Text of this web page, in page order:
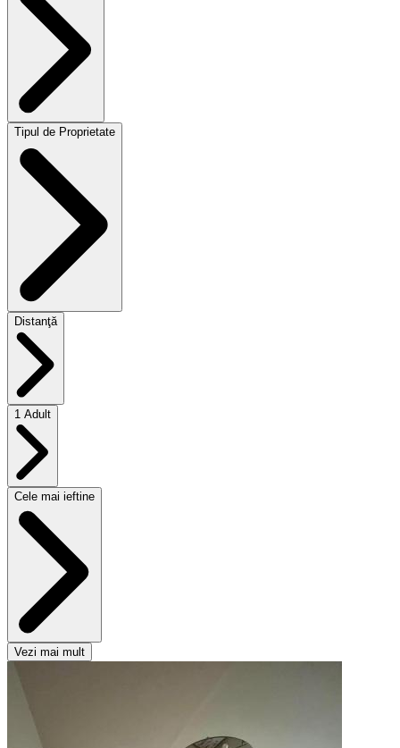
Tipul de Proprietate
Distanţă
1 Adult
Cele mai ieftine
Vezi mai mult